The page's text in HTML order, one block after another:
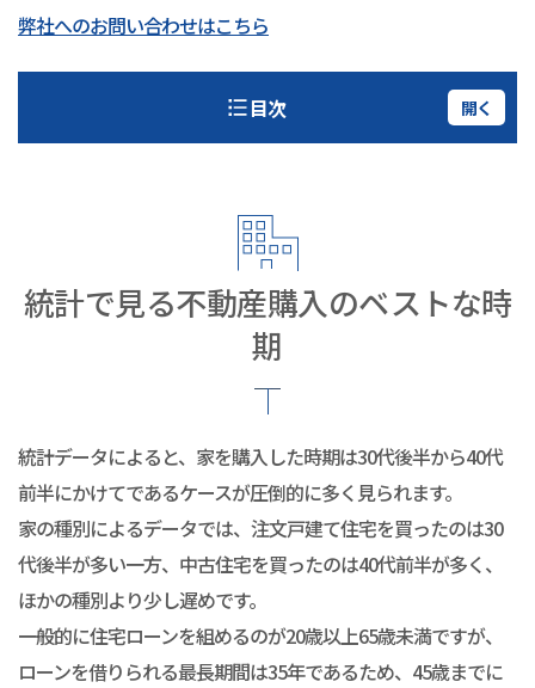
弊社へのお問い合わせはこちら
目次 開く
統計で見る不動産購入のベストな時
期
統計データによると、家を購入した時期は30代後半から40代
前半にかけてであるケースが圧倒的に多く見られます。
家の種別によるデータでは、注文戸建て住宅を買ったのは30
代後半が多い一方、中古住宅を買ったのは40代前半が多く、
ほかの種別より少し遅めです。
一般的に住宅ローンを組めるのが20歳以上65歳未満ですが、
ローンを借りられる最長期間は35年であるため、45歳までに